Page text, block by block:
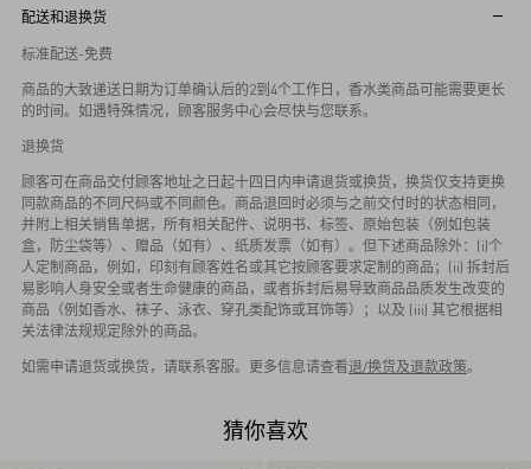
配送和退换货
标准配送-免费
商品的大致递送日期为订单确认后的2到4个工作日，香水类商品可能需要更长
的时间。如遇特殊情况，顾客服务中心会尽快与您联系。
退换货
顾客可在商品交付顾客地址之日起十四日内申请退货或换货，换货仅支持更换
同款商品的不同尺码或不同颜色。商品退回时必须与之前交付时的状态相同，
并附上相关销售单据，所有相关配件、说明书、标签、原始包装（例如包装
盒，防尘袋等）、赠品（如有）、纸质发票（如有）。但下述商品除外：(i)个
人定制商品，例如，印刻有顾客姓名或其它按顾客要求定制的商品；(ii) 拆封后
易影响人身安全或者生命健康的商品，或者拆封后易导致商品品质发生改变的
商品（例如香水、袜子、泳衣、穿孔类配饰或耳饰等）；以及 (iii) 其它根据相
关法律法规规定除外的商品。
如需申请退货或换货，请联系客服。更多信息请查看退/换货及退款政策。
猜你喜欢